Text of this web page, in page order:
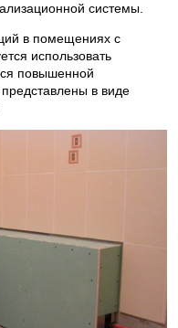
системы.
в помещениях с
использовать
повышенной
в виде